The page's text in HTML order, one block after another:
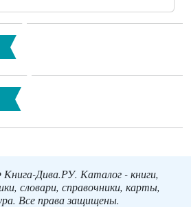
Дива.РУ. Каталог - книги,
словари, справочники, карты,
Все права защищены.